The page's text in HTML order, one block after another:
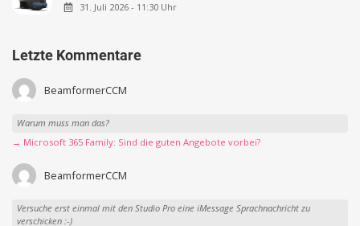
31. Juli 2026 - 11:30 Uhr
Letzte Kommentare
BeamformerCCM
Warum muss man das?
→ Microsoft 365 Family: Sind die guten Angebote vorbei?
BeamformerCCM
Versuche erst einmal mit den Studio Pro eine iMessage Sprachnachricht zu
verschicken :-)